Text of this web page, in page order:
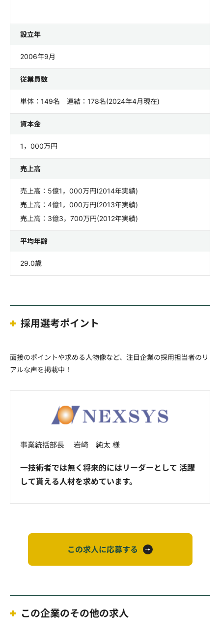
設立年
2006年9月
従業員数
単体：149名 連結：178名(2024年4月現在)
資本金
1，000万円
売上高
売上高：5億1，000万円(2014年実績)
売上高：4億1，000万円(2013年実績)
売上高：3億3，700万円(2012年実績)
平均年齢
29.0歳
採用選考ポイント
面接のポイントや求める人物像など、注目企業の採用担当者のリ
アルな声を掲載中！
事業統括部長 岩﨑 純太 様
一技術者では無く将来的にはリーダーとして 活躍
して貰える人材を求めています。
この求人に応募する
この企業のその他の求人